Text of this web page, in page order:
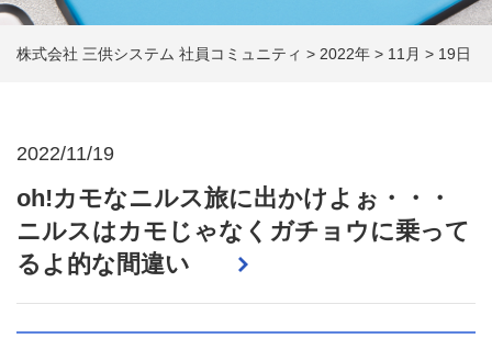
株式会社 三供システム 社員コミュニティ > 2022年 > 11月 > 19日
2022/11/19
oh!カモなニルス旅に出かけよぉ・・・
ニルスはカモじゃなくガチョウに乗って
るよ的な間違い